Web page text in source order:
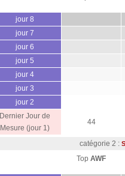
jour 8
jour 7
jour 6
jour 5
jour 4
jour 3
jour 2
Dernier Jour de
Mesure (jour 1)
44
catégorie 2 :
Top AWF